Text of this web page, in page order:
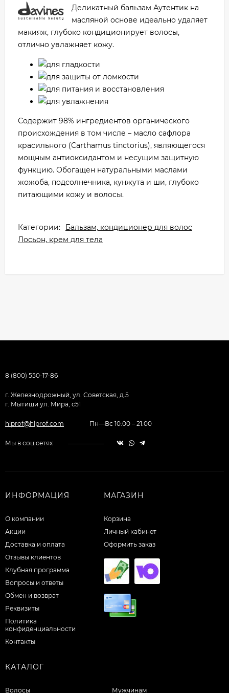
Деликатный бальзам Аутентик на
масляной основе идеально удаляет
макияж, глубоко кондиционирует волосы,
отлично увлажняет кожу.
для гладкости
для защиты от ломкости
для питания и восстановления
для увлажнения
Содержит 98% ингредиентов органического
происхождения в том числе – масло сафлора
красильного (Carthamus tinctorius), являющегося
мощным антиоксидантом и несущим защитную
функцию. Обогащен натуральными маслами
жожоба, подсолнечника, кунжута и ши, глубоко
питающими кожу и волосы.
Категории:
Бальзам, кондиционер для волос
Лосьон, крем для тела
8 (800) 550-17-86
г. Железнодрожный, ул. Советская, д.5
г. Мытищи ул. Мира, с51
hlprof@hlprof.com Пн—Вс 10:00 – 21:00
Мы в соц.сетях
ИНФОРМАЦИЯ
О компании
Акции
Доставка и оплата
Отзывы клиентов
Клубная программа
Вопросы и ответы
Обмен и возврат
Реквизиты
Политика
конфиденциальности
Контакты
МАГАЗИН
Корзина
Личный кабинет
Оформить заказ
КАТАЛОГ
Волосы Мужчинам